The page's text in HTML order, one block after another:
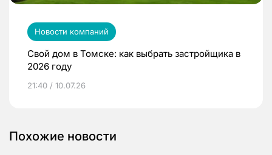
Новости компаний
Свой дом в Томске: как выбрать застройщика в
2026 году
21:40 / 10.07.26
Похожие новости